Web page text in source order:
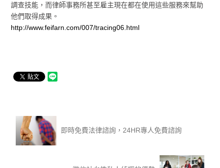
調查技能，而律師事務所甚至雇主現在都在使用這些服務來幫助
他們取得成果。
http://www.feifarn.com/007/tracing06.html
即時免費法律諮詢，24HR專人免費諮詢‎